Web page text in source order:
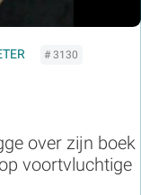
# 3130
over zijn boek
voortvluchtige